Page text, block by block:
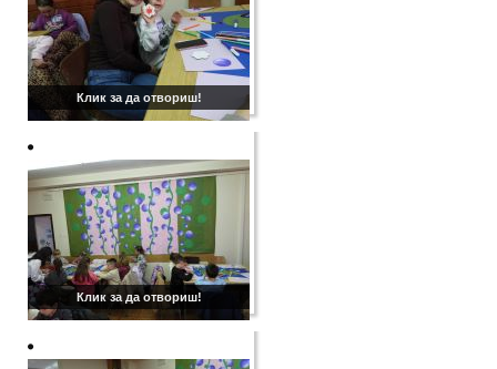
Клик за да отвориш!
Клик за да отвориш!